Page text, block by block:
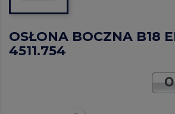
OSŁONA BOCZNA B18
4511.754